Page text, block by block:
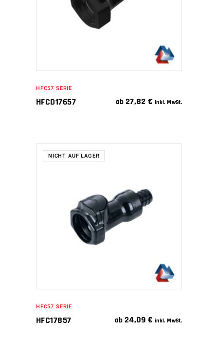
HFC57 SERIE
HFCD17657 ab 27,82€ inkl. MwSt.
NICHT AUF LAGER
WEITERLESEN
HFC57 SERIE
HFC17857 ab 24,09€ inkl. MwSt.